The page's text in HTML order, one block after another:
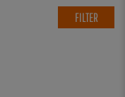
FILTER